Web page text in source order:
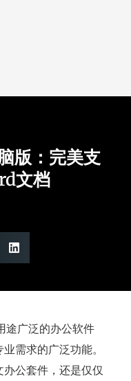
版：完美支
文档
途广泛的办公软件
需求的广泛功能。
公套件，还是仅仅